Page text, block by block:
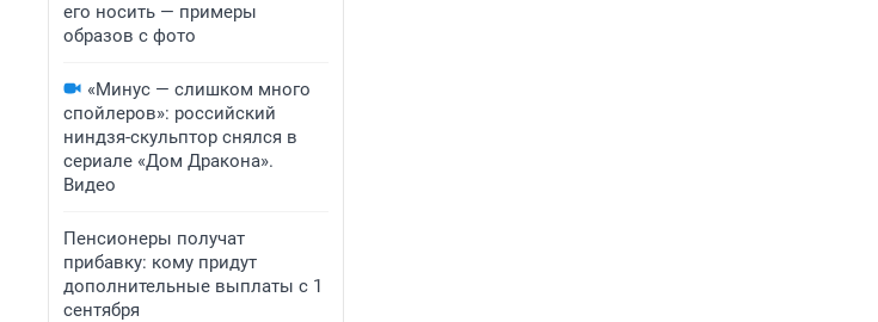
его носить — примеры
образов с фото
«Минус — слишком много
спойлеров»: российский
ниндзя-скульптор снялся в
сериале «Дом Дракона».
Видео
Пенсионеры получат
прибавку: кому придут
дополнительные выплаты с 1
сентября